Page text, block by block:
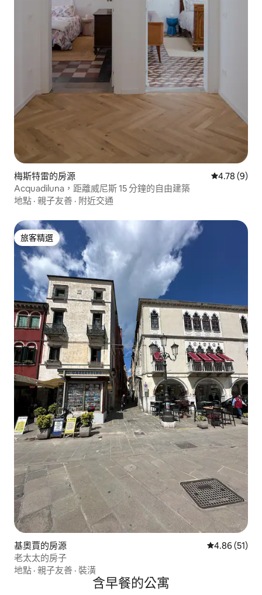
梅斯特雷的房源 從 9 則評價
4.78 (9)
Acquadiluna，距離威尼斯 15 分鐘的自由建築
地點 · 親子友善 · 附近交通
旅客精選
旅客精選
基奧賈的房源 從 51 則評價
4.86 (51)
老太太的房子
地點 · 親子友善 · 裝潢
含早餐的公寓